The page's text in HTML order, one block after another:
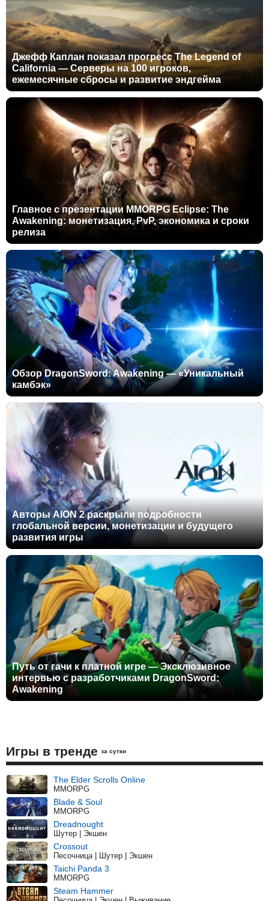
Джефф Каплан показал прогресс The Legend of
California — Серверы на 100 игроков,
ежемесячные сбросы и развитие эндгейма
Главное с презентации MMORPG Eclipse: The
Awakening: монетизация, PvP, экономика и сроки
релиза
Обзор DragonSword: Awakening — «Уникальный
камбэк»
Авторы AION 2 раскрыли подробности
глобальной версии, монетизации и будущего
развития игры
Путь от гачи к платной игре — Эксклюзивное
интервью с разработчиками DragonSword:
Awakening
Игры в тренде за сутки
The Elder Scrolls Online
MMORPG
Blade & Soul
MMORPG
Dreadnought
Шутер | Экшен
Crossout
Песочница | Шутер | Экшен
Taichi Panda 3
MMORPG
Steam Hammer